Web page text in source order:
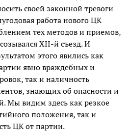
своей законной тревоги
работа нового ЦК
тех методов и приемов,
XII-й съезд. И
этого явились как
явно враждебных и
так и наличность
знающих об опасности и
Мы видим здесь как резкое
положения, так и
ЦК от партии.